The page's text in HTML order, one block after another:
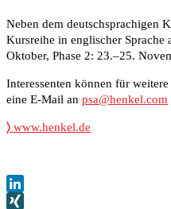
Neben dem deutschsprachigen
Kursreihe in englischer Sprache
Oktober, Phase 2: 23.–25.
Interessenten können für
eine E-Mail an psa@henkel.com
〉 www.henkel.de
LinkedIn